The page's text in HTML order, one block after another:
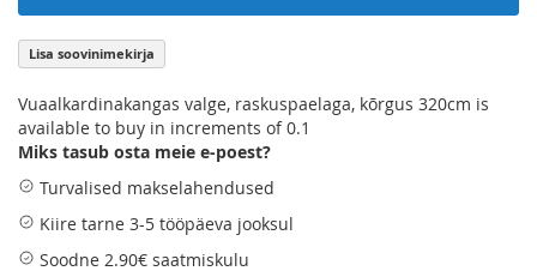
Lisa soovinimekirja
Vuaalkardinakangas valge, raskuspaelaga, kõrgus 320cm is
available to buy in increments of 0.1
Miks tasub osta meie e-poest?
Turvalised makselahendused
Kiire tarne 3-5 tööpäeva jooksul
Soodne 2.90€ saatmiskulu